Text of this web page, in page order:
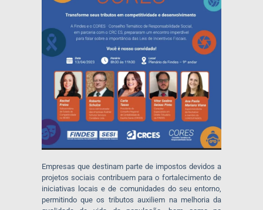
Empresas que destinam parte de impostos devidos a
projetos sociais contribuem para o fortalecimento de
iniciativas locais e de comunidades do seu entorno,
permitindo que os tributos auxiliem na melhoria da